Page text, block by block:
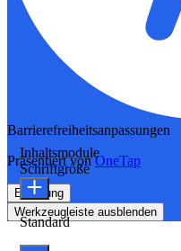
Barrierefreiheitsanpassungen
Präsentiert vonOneTap
Erklärung
Werkzeugleiste ausblenden
Inhaltsmodule
Schriftgröße
Standard